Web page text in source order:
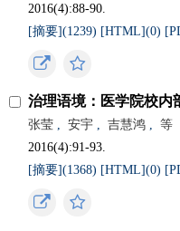
2016(4):88-90.
[摘要](1239) [HTML](0)
治理语境：医学院校内
张莹 , 安宇 , 吉慧鸿 ,
等
2016(4):91-93.
[摘要](1368) [HTML](0)